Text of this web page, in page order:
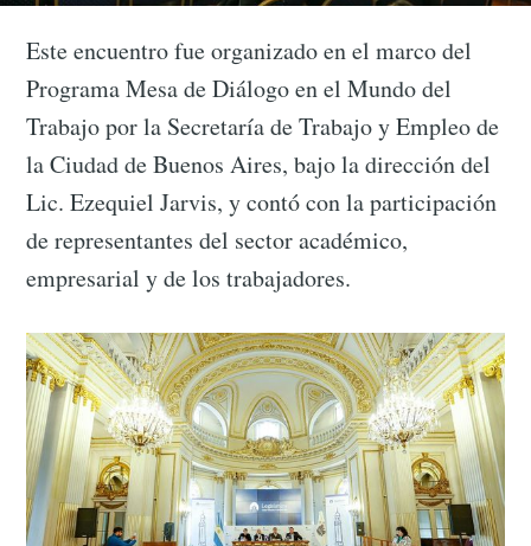
Este encuentro fue organizado en el marco del
Programa Mesa de Diálogo en el Mundo del
Trabajo por la Secretaría de Trabajo y Empleo de
la Ciudad de Buenos Aires, bajo la dirección del
Lic. Ezequiel Jarvis, y contó con la participación
de representantes del sector académico,
empresarial y de los trabajadores.